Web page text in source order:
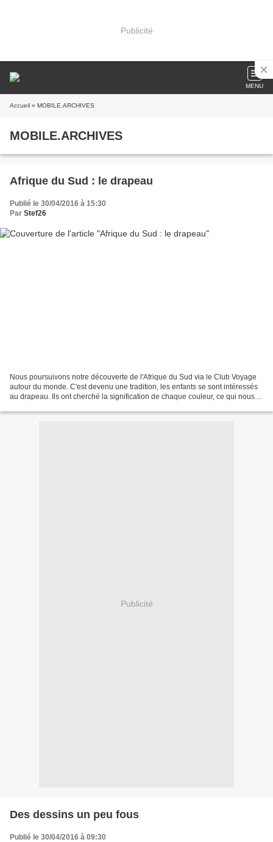
Publicité
MENU
Accueil » MOBILE.ARCHIVES
MOBILE.ARCHIVES
Afrique du Sud : le drapeau
Publié le 30/04/2016 à 15:30
Par Stef26
Nous poursuivons notre découverte de l'Afrique du Sud via le Club Voyage
autour du monde. C'est devenu une tradition, les enfants se sont intéressés
au drapeau. Ils ont cherché la signification de chaque couleur, ce qui nous a
Publicité
Des dessins un peu fous
Publié le 30/04/2016 à 09:30